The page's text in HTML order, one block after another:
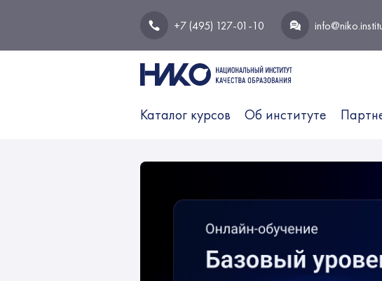
+7 (495) 127-01-10
Каталог курсов Об институте